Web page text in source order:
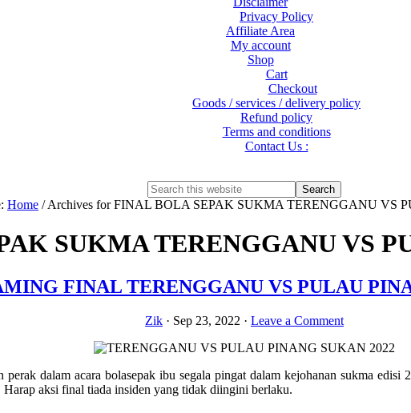
Privacy Policy
Affiliate Area
My account
Shop
Cart
Checkout
Goods / services / delivery policy
Refund policy
Terms and conditions
Contact Us :
Search
this
Hide
Home /Archives for FINAL BOLA SEPAK SUKMA TERENGGANU VS
SUKMA TERENGGANU VS
FINAL TERENGGANU VS PULAU
Zik · Sep 23, 2022 · Leave a Comment
perak dalam acara bolasepak ibu segala pingat dalam kejohanan sukma
aksi final tiada insiden yang tidak diingini berlaku.